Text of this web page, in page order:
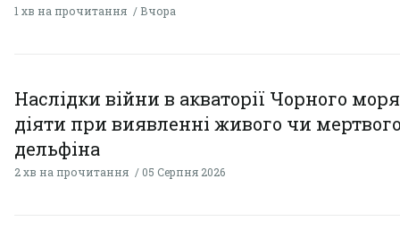
1 хв на прочитання Вчора
Наслідки війни в акваторії Чорного
діяти при виявленні живого чи
дельфіна
2 хв на прочитання 05 Серпня 2026